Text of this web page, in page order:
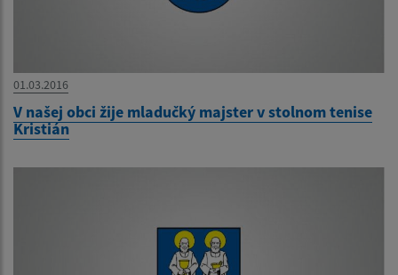
01.03.2016
V našej obci žije mladučký majster v stolnom tenise
Kristián